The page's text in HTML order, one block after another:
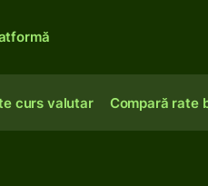
curs valutar Compară rate